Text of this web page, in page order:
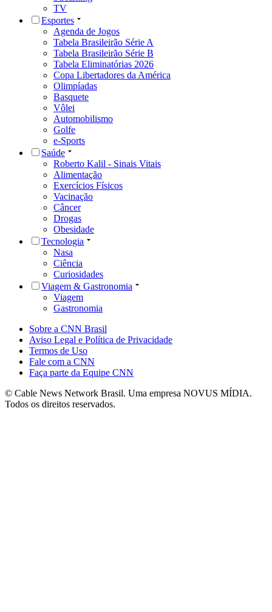
TV
Esportes
Agenda de Jogos
Tabela Brasileirão Série A
Tabela Brasileirão Série B
Tabela Eliminatórias 2026
Copa Libertadores da América
Olimpíadas
Basquete
Vôlei
Automobilismo
Golfe
e-Sports
Saúde
Roberto Kalil - Sinais Vitais
Alimentação
Exercícios Físicos
Vacinação
Câncer
Drogas
Obesidade
Tecnologia
Nasa
Ciência
Curiosidades
Viagem & Gastronomia
Viagem
Gastronomia
Sobre a CNN Brasil
Aviso Legal e Política de Privacidade
Termos de Uso
Fale com a CNN
Faça parte da Equipe CNN
© Cable News Network Brasil. Uma empresa NOVUS MÍDIA.
Todos os direitos reservados.